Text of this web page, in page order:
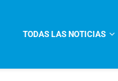
TODAS LAS NOTICIAS